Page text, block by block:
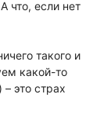
что, если нет
такого и
какой-то
это страх